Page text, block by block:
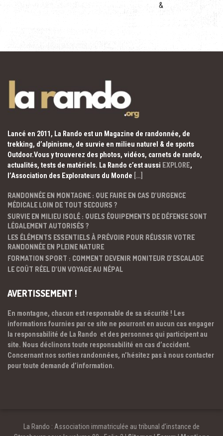
&
Lancé en 2011, La Rando est un Magazine de randonnée, de
trekking, d’alpinisme, de survie en milieu naturel & de sports
Outdoor.Vous y trouverez des photos, vidéos, carnets de rando,
actualités, tests de matériels. La Rando c’est aussi EXPLORE,
l’Association des Explorateurs du Monde […]
RANDONNÉE EN MONTAGNE : QUE FAIRE EN CAS D’URGENCE
MÉDICALE LOIN DE TOUT SECOURS ?
SURVIE EN MILIEU ISOLÉ : QUELS ÉQUIPEMENTS DE DÉFENSE SONT
LÉGALEMENT AUTORISÉS ?
LES ÉLÉMENTS ESSENTIELS À PRÉVOIR POUR RÉUSSIR VOTRE
RANDONNÉE EN PLEINE NATURE
FORMATION SPORT : COMMENT DEVENIR MONITEUR D’ESCALADE
LE COÛT RÉEL D’UN VOYAGE AU NÉPAL
AVERTISSEMENT !
En montagne, chacun est responsable de sa sécurité ! Les
informations fournies par ce site ne pourront en aucun cas engager
la responsabilité de La Rando et des personnes qui participent au
site. Nous déclinons toute responsabilité en cas d’accident.
Concernant nos sorties randonnées, n’hésitez pas à nous contacter
pour toute demande d’information.
La Rando : Association immatriculée au tribunal d’instance de